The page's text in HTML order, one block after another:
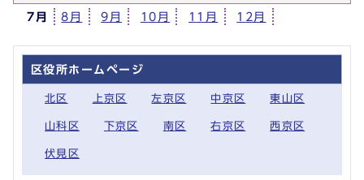
7月 8月 9月 10月 11月 12月
区役所ホームページ
北区 上京区 左京区 中京区 東山区
山科区 下京区 南区 右京区 西京区
伏見区